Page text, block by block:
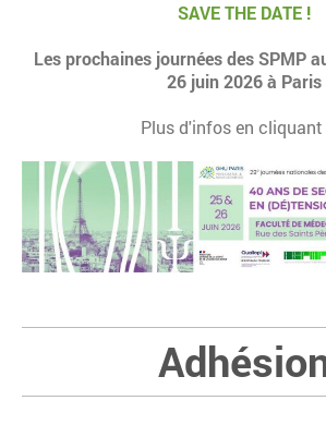
SAVE THE DATE !
Les prochaines journées des SPMP
26 juin 2026 à Paris
Plus d'infos en cliquant